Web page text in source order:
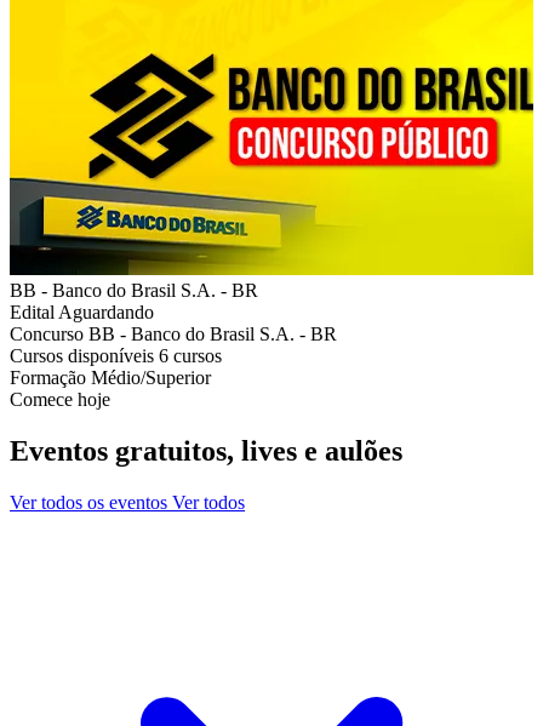
BB - Banco do Brasil S.A. - BR
Edital Aguardando
Concurso BB - Banco do Brasil S.A. - BR
Cursos disponíveis 6 cursos
Formação Médio/Superior
Comece hoje
Eventos gratuitos, lives e aulões
Ver todos os eventos Ver todos